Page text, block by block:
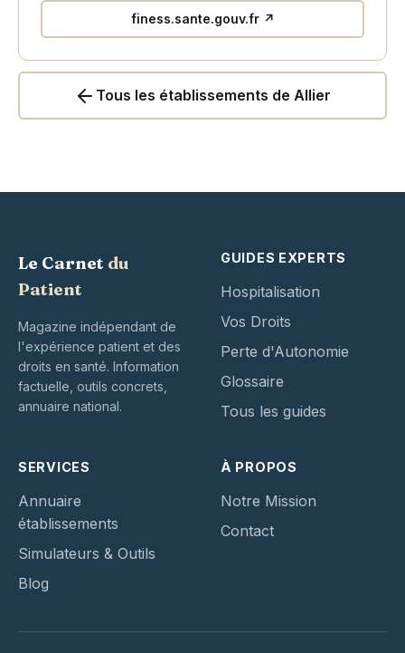
finess.sante.gouv.fr ↗
Tous les établissements de Allier
Le Carnet du
Patient
Magazine indépendant de
l'expérience patient et des
droits en santé. Information
factuelle, outils concrets,
annuaire national.
GUIDES EXPERTS
Hospitalisation
Vos Droits
Perte d'Autonomie
Glossaire
Tous les guides
SERVICES
Annuaire
établissements
Simulateurs & Outils
Blog
À PROPOS
Notre Mission
Contact